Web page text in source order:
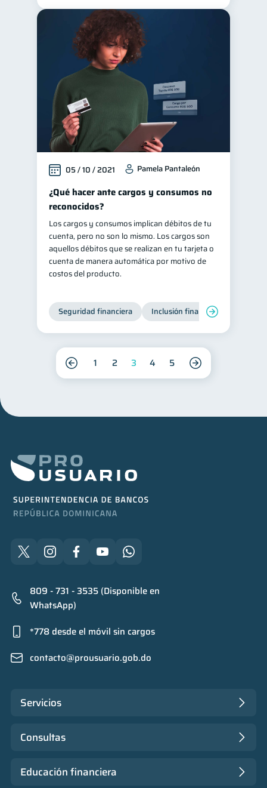
05 / 10 / 2021 Pamela Pantaleón
¿Qué hacer ante cargos y consumos no
reconocidos?
Los cargos y consumos implican débitos de tu
cuenta, pero no son lo mismo. Los cargos son
aquellos débitos que se realizan en tu tarjeta o
cuenta de manera automática por motivo de
costos del producto.
Seguridad financiera Inclusión financiera
1 2 3 4 5
809 - 731 - 3535 (Disponible en
WhatsApp)
*778 desde el móvil sin cargos
contacto@prousuario.gob.do
Servicios
Consultas
Educación financiera